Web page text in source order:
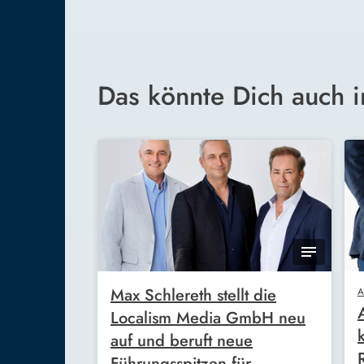
Das könnte Dich auch
Max Schlereth stellt die
Localism Media GmbH neu
auf und beruft neue